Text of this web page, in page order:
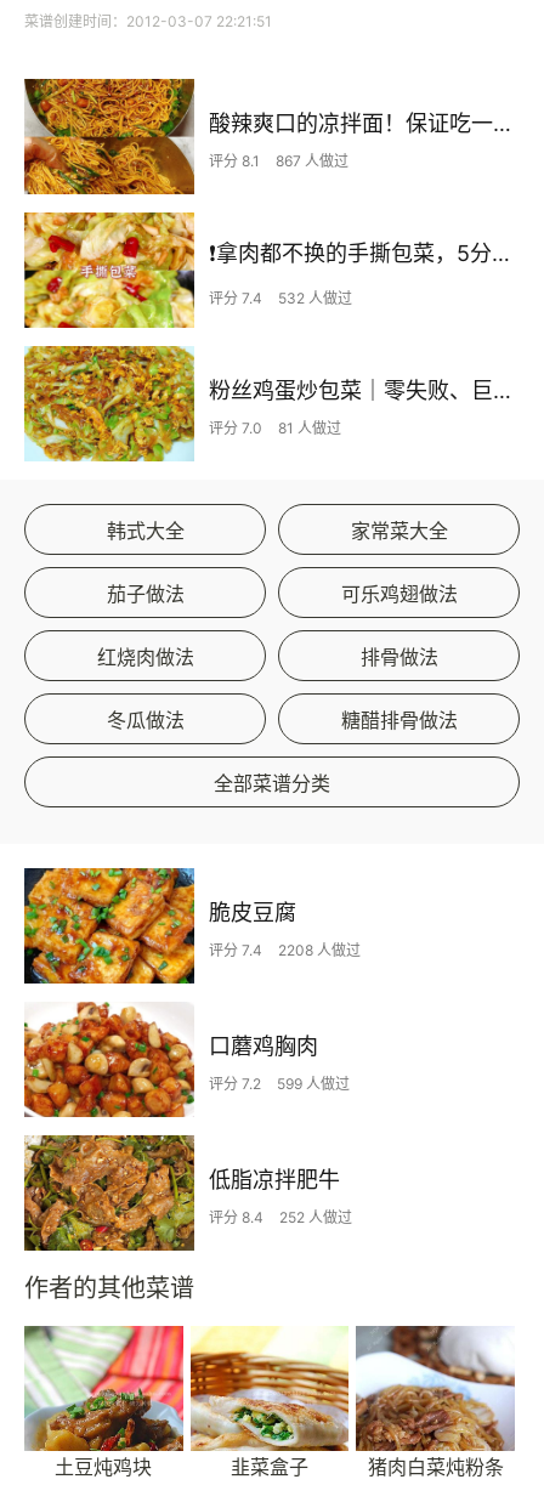
菜谱创建时间：2012-03-07 22:21:51
酸辣爽口的凉拌面！保证吃一次就上瘾
评分 8.1 867 人做过
❗拿肉都不换的手撕包菜，5分钟快手家常菜🔥
评分 7.4 532 人做过
粉丝鸡蛋炒包菜｜零失败、巨下饭
评分 7.0 81 人做过
韩式大全 家常菜大全
茄子做法 可乐鸡翅做法
红烧肉做法 排骨做法
冬瓜做法 糖醋排骨做法
全部菜谱分类
脆皮豆腐
评分 7.4 2208 人做过
口蘑鸡胸肉
评分 7.2 599 人做过
低脂凉拌肥牛
评分 8.4 252 人做过
作者的其他菜谱
土豆炖鸡块 韭菜盒子 猪肉白菜炖粉条